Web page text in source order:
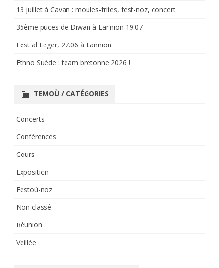
13 juillet à Cavan : moules-frites, fest-noz, concert
35ème puces de Diwan à Lannion 19.07
Fest al Leger, 27.06 à Lannion
Ethno Suède : team bretonne 2026 !
TEMOÙ / CATÉGORIES
Concerts
Conférences
Cours
Exposition
Festoù-noz
Non classé
Réunion
Veillée